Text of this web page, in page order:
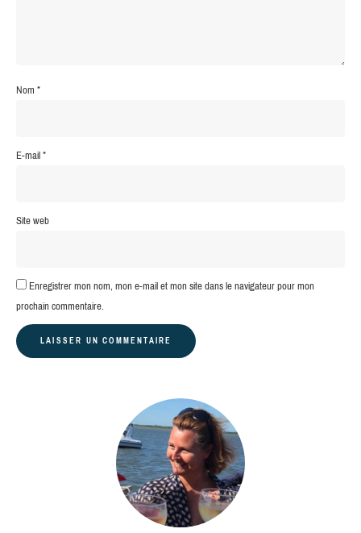
Nom*
E-mail*
Site web
Enregistrer mon nom, mon e-mail et mon site dans le navigateur pour mon
prochain commentaire.